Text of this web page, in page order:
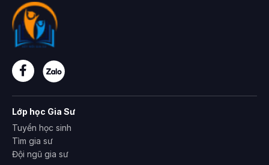
Lớp học Gia Sư
Tuyển học sinh
Tìm gia sư
Đội ngũ gia sư